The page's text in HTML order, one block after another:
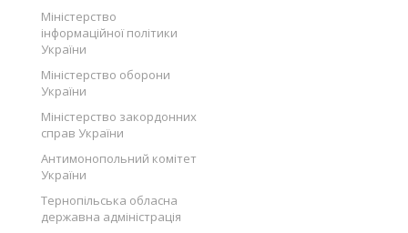
Міністерство
інформаційної політики
України
Міністерство оборони
України
Міністерство закордонних
справ України
Антимонопольний комітет
України
Тернопільська обласна
державна адміністрація